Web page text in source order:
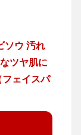
ソウ 汚れ
ツヤ肌に
ェイスパ